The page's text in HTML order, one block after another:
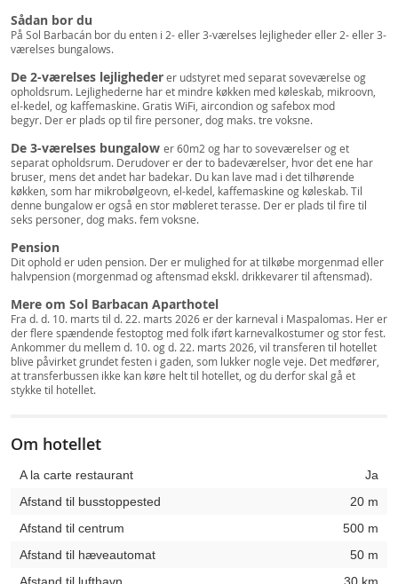
Sådan bor du
På Sol Barbacán bor du enten i 2- eller 3-værelses lejligheder eller 2- eller 3-
værelses bungalows.
De 2-værelses lejlighederer udstyret med separat soveværelse og
opholdsrum. Lejlighederne har et mindre køkken med køleskab, mikroovn,
el-kedel, og kaffemaskine. Gratis WiFi, aircondion og safebox mod
begyr. Der er plads op til fire personer, dog maks. tre voksne.
De 3-værelses bungalow er 60m2 og har to soveværelser og et
separat opholdsrum. Derudover er der to badeværelser, hvor det ene har
bruser, mens det andet har badekar. Du kan lave mad i det tilhørende
køkken, som har mikrobølgeovn, el-kedel, kaffemaskine og køleskab. Til
denne bungalow er også en stor møbleret terasse. Der er plads til fire til
seks personer, dog maks. fem voksne.
Pension
Dit ophold er uden pension. Der er mulighed for at tilkøbe morgenmad eller
halvpension (morgenmad og aftensmad ekskl. drikkevarer til aftensmad).
Mere om Sol Barbacan Aparthotel
Fra d. d. 10. marts til d. 22. marts 2026 er der karneval i Maspalomas. Her er
der flere spændende festoptog med folk iført karnevalkostumer og stor fest.
Ankommer du mellem d. 10. og d. 22. marts 2026, vil transferen til hotellet
blive påvirket grundet festen i gaden, som lukker nogle veje. Det medfører,
at transferbussen ikke kan køre helt til hotellet, og du derfor skal gå et
stykke til hotellet.
Om hotellet
A la carte restaurant
Ja
Afstand til busstoppested
20 m
Afstand til centrum
500 m
Afstand til hæveautomat
50 m